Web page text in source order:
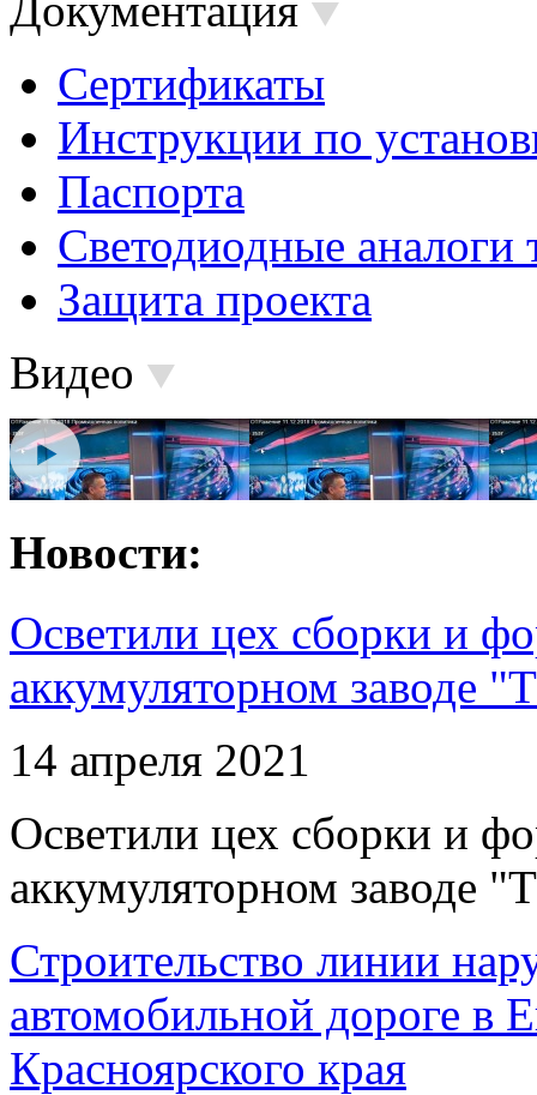
Сертификаты
Инструкции по
Паспорта
Светодиодные аналоги
Защита проекта
Видео
Новости:
Осветили цех сборки и
аккумуляторном заводе
14 апреля 2021
Осветили цех сборки и
аккумуляторном заводе
Строительство линии
автомобильной дороге в
Красноярского края